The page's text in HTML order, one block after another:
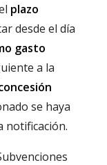
plazo
desde el día
gasto
a la
se haya
notificación.